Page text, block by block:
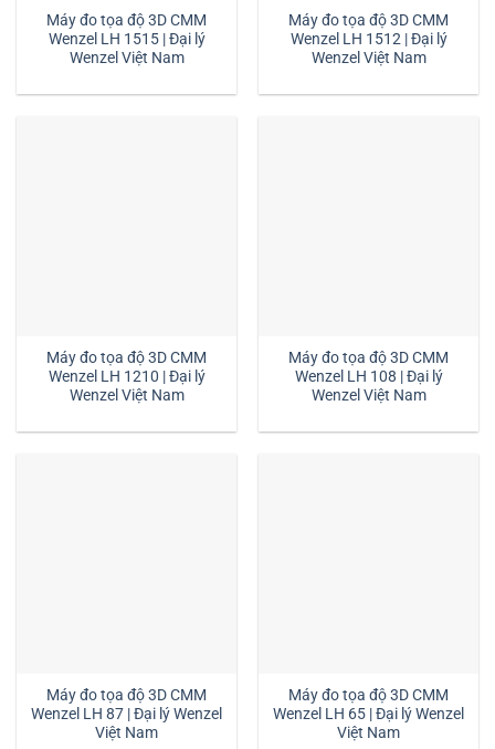
Máy đo tọa độ 3D CMM
Wenzel LH 1515 | Đại lý
Wenzel Việt Nam
Máy đo tọa độ 3D CMM
Wenzel LH 1512 | Đại lý
Wenzel Việt Nam
Máy đo tọa độ 3D CMM
Wenzel LH 1210 | Đại lý
Wenzel Việt Nam
Máy đo tọa độ 3D CMM
Wenzel LH 108 | Đại lý
Wenzel Việt Nam
Máy đo tọa độ 3D CMM
Wenzel LH 87 | Đại lý Wenzel
Việt Nam
Máy đo tọa độ 3D CMM
Wenzel LH 65 | Đại lý Wenzel
Việt Nam